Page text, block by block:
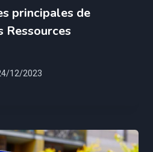
principales de
Ressources
12/2023